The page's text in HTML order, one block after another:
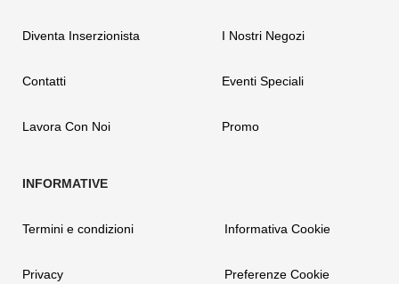
Diventa Inserzionista
Contatti
Lavora Con Noi
I Nostri Negozi
Eventi Speciali
Promo
Termini e condizioni
Privacy
Informativa Cookie
Preferenze Cookie